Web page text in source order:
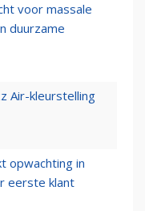
voor massale
duurzame
Air-kleurstelling
opwachting in
eerste klant